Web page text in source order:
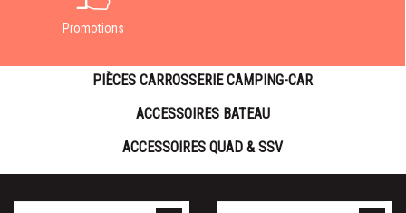
Promotions
PIÈCES CARROSSERIE CAMPING-CAR
ACCESSOIRES BATEAU
ACCESSOIRES QUAD & SSV